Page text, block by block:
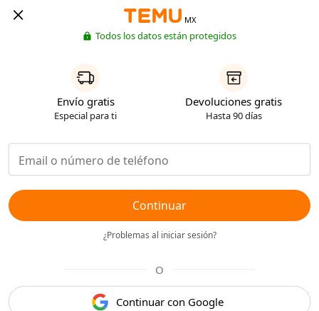
MX
Todos los datos están protegidos
Envío gratis
Especial para ti
Devoluciones gratis
Hasta 90 días
Continuar
¿Problemas al iniciar sesión?
O
Continuar con Google